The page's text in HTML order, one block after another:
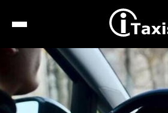
Recherche
Calcul de
Taxis